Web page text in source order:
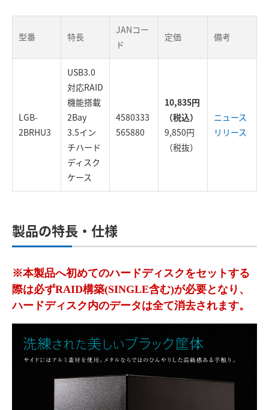
型番 特長
JANコー
ド
定価 備考
LGB-
2BRHU3
USB3.0
対応RAID
機能搭載
2Bay
3.5イン
チハード
ディスク
ケース
4580333
565880
10,835円
（税込）
9,850円
（税抜）
ニュース
リリース
製品の特長・仕様
※本製品へ初めてのハードディスクをセットする
際は必ずRAID構築(SINGLE含む)が必要となり、
ハードディスク内のデータは全て消去されます。